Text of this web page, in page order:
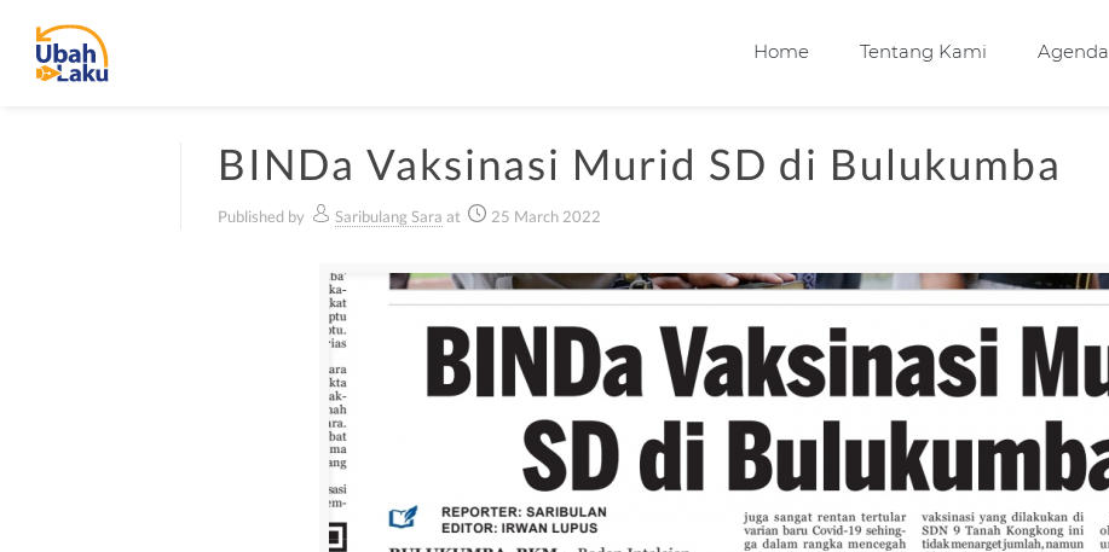
Home Tentang Kami Agenda
BINDa Vaksinasi Murid SD di Bulukumba
Published by Saribulang Sara at 25 March 2022